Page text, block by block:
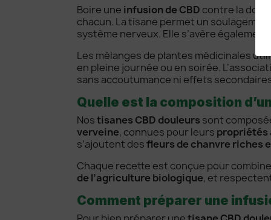
Boire une infusion de CBD contre la
chacun. La tisane permet un
système nerveux. Elle s’avère
Les mélanges de plantes médicinales
en pleine journée ou en soirée.
sans accoutumance ni effets
Quelle est la composition
Nostisanes CBD douleurs sont
verveine, connues pour leurs
s’ajoutent desfleurs de chanvre riches
Chaque recette est conçue pour
de l’agriculture biologique, et
Comment préparer une